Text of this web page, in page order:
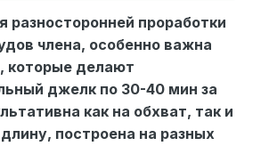
разносторонней проработки
члена, особенно важна
которые делают
джелк по 30-40 мин за
как на обхват, так и
построена на разных